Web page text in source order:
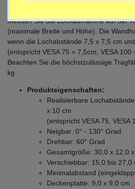
Messen Sie die Lochaufnahme auf der
(maximale Breite und Höhe). Die
wenn die Lochabstände 7,5 x 7,5 cm
(entspricht VESA 75 = 7,5cm, VESA 100
Beachten Sie die höchstzulässige
kg
Produkteigenschaften:
Realisierbare
x 10 cm
(entspricht VESA 75, VESA
Neigbar: 0° - 130° Grad
Drehbar: 60° Grad
Gesamtgröße: 30,0 x 12,0
Verschiebbar: 15,0 bis 27,0
Minimalabstand
Deckenplatte: 9,0 x 9,0 cm